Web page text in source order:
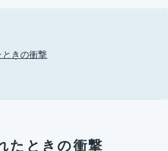
ときの衝撃
たときの衝撃